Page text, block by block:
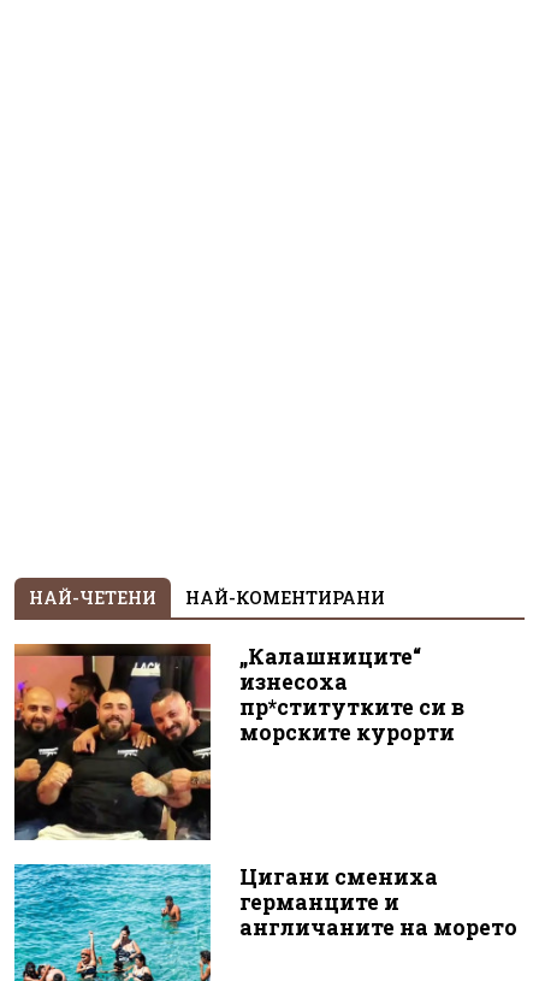
НАЙ-ЧЕТЕНИ НАЙ-КОМЕНТИРАНИ
„Калашниците“
изнесоха
пр*ститутките си в
морските курорти
Цигани смениха
германците и
англичаните на морето